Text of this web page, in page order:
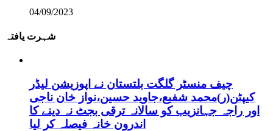
04/09/2023
شہرت یافتہ
چیف منسٹر گلگت بلتستان نے اپوزیشن لیڈر
کیپٹن(ر)محمد شفیع،جاوید حسین،نواز خان ناجی
اور راجہ جہانزیب کو سالانہ ترقی بجٹ نہ دینے کا
اندرون خانہ فیصلہ کر لیا